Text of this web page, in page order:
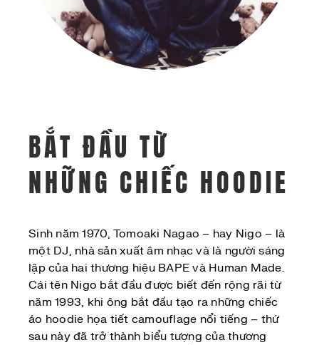
BẮT ĐẦU TỪ
NHỮNG CHIẾC HOODIE
Sinh năm 1970, Tomoaki Nagao – hay Nigo – là
một DJ, nhà sản xuất âm nhạc và là người sáng
lập của hai thương hiệu BAPE và Human Made.
Cái tên Nigo bắt đầu được biết đến rộng rãi từ
năm 1993, khi ông bắt đầu tạo ra những chiếc
áo hoodie họa tiết camouflage nổi tiếng – thứ
sau này đã trở thành biểu tượng của thương